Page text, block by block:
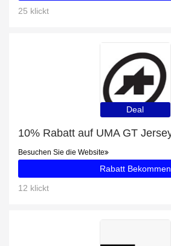
25 klickt
Deal
Besuchen Sie die Website
Rabatt Bekommen
12 klickt